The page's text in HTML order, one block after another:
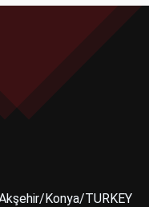
Konya/TURKEY